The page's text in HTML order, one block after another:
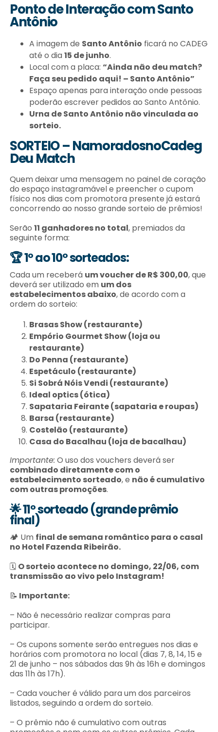
Ponto de Interação com Santo
Antônio
A imagem de Santo Antônio ficará no CADEG
até o dia15 de junho.
Local com a placa: “Ainda não deu match?
Faça seu pedido aqui! – Santo Antônio”
Espaço apenas para interação onde pessoas
poderão escrever pedidos ao Santo Antônio.
Urna de Santo Antônio não vinculada ao
sorteio.
SORTEIO – NamoradosnoCadeg
Deu Match
Quem deixar uma mensagem no painel de coração
do espaço instagramável e preencher o cupom
físico nos dias com promotora presente já estará
concorrendo ao nosso grande sorteio de prêmios!
Serão 11 ganhadores no total, premiados da
seguinte forma:
🏆 1º ao 10º sorteados:
Cada um receberá um voucher de R$ 300,00, que
deverá ser utilizado em um dos
estabelecimentos abaixo, de acordo com a
ordem do sorteio:
Brasas Show (restaurante)
Empório Gourmet Show (loja ou
restaurante)
Do Penna (restaurante)
Espetáculo (restaurante)
Si Sobrá Nóis Vendi (restaurante)
Ideal optics (ótica)
Sapataria Feirante (sapataria e roupas)
Barsa (restaurante)
Costelão (restaurante)
Casa do Bacalhau (loja de bacalhau)
Importante: O uso dos vouchers deverá ser
combinado diretamente com o
estabelecimento sorteado, e não é cumulativo
com outras promoções.
🌟 11º sorteado (grande prêmio
final)
🏕️ Um final de semana romântico para o casal
no Hotel Fazenda Ribeirão.
🗓️ O sorteio acontece no domingo, 22/06, com
transmissão ao vivo pelo Instagram!
📝 Importante:
– Não é necessário realizar compras para
participar.
– Os cupons somente serão entregues nos dias e
horários com promotora no local (dias 7, 8, 14, 15 e
21 de junho – nos sábados das 9h às 16h e domingos
das 11h às 17h).
– Cada voucher é válido para um dos parceiros
listados, seguindo a ordem do sorteio.
– O prêmio não é cumulativo com outras